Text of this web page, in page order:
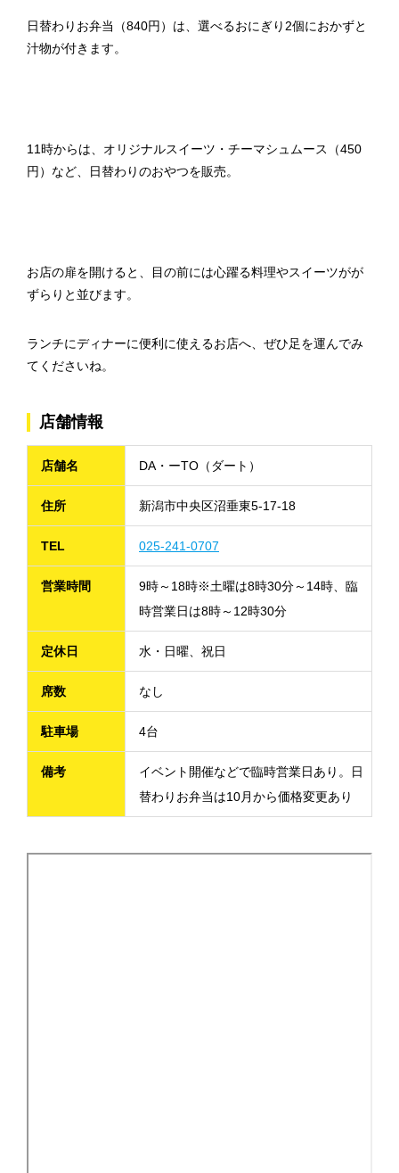
日替わりお弁当（840円）は、選べるおにぎり2個におかずと
汁物が付きます。
11時からは、オリジナルスイーツ・チーマシュムース（450
円）など、日替わりのおやつを販売。
お店の扉を開けると、目の前には心躍る料理やスイーツがが
ずらりと並びます。
ランチにディナーに便利に使えるお店へ、ぜひ足を運んでみ
てくださいね。
店舗情報
店舗名 DA・ーTO（ダート）
住所 新潟市中央区沼垂東5-17-18
TEL 025-241-0707
営業時間
9時～18時※土曜は8時30分～14時、臨
時営業日は8時～12時30分
定休日 水・日曜、祝日
席数 なし
駐車場 4台
備考
イベント開催などで臨時営業日あり。日
替わりお弁当は10月から価格変更あり